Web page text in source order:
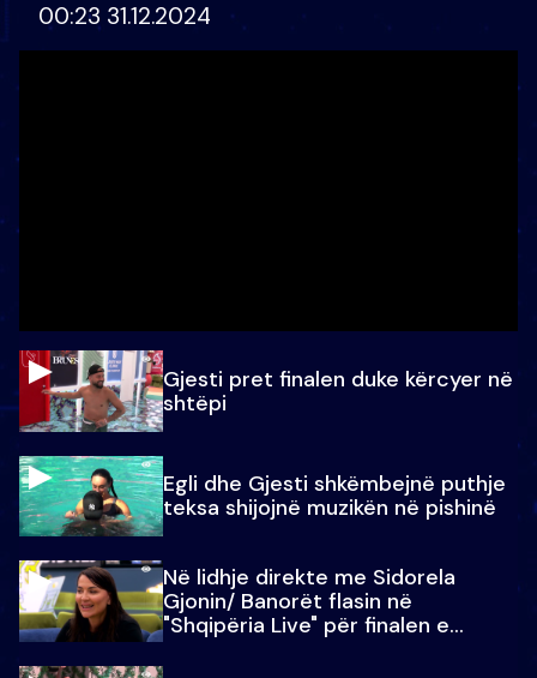
00:23 31.12.2024
Gjesti pret finalen duke kërcyer në
shtëpi
Egli dhe Gjesti shkëmbejnë puthje
teksa shijojnë muzikën në pishinë
Në lidhje direkte me Sidorela
Gjonin/ Banorët flasin në
"Shqipëria Live" për finalen e